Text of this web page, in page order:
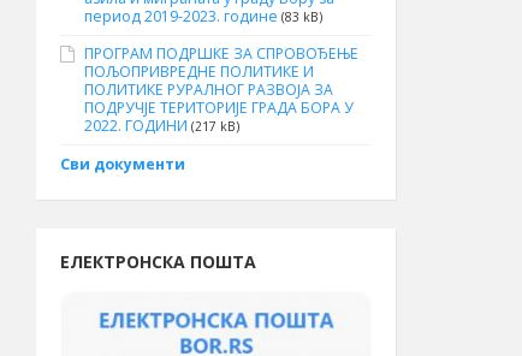
период 2019-2023. године (83 kB)
ПРОГРАМ ПОДРШКЕ ЗА СПРОВОЂЕЊЕ
ПОЉОПРИВРЕДНЕ ПОЛИТИКЕ И
ПОЛИТИКЕ РУРАЛНОГ РАЗВОЈА ЗА
ПОДРУЧЈЕ ТЕРИТОРИЈЕ ГРАДА БОРА У
2022. ГОДИНИ (217 kB)
Сви документи
ЕЛЕКТРОНСКА ПОШТА